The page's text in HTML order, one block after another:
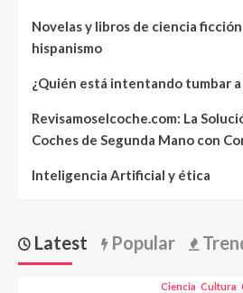
Novelas y libros de ciencia
hispanismo
¿Quién está intentando tumbar a
Revisamoselcoche.com: La
Coches de Segunda Mano con
Inteligencia Artificial y ética
Latest Popular
Ciencia Cultura